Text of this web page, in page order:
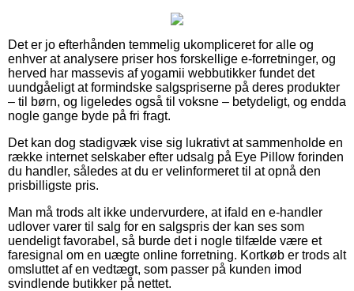
Det er jo efterhånden temmelig ukompliceret for alle og
enhver at analysere priser hos forskellige e-forretninger, og
herved har massevis af yogamii webbutikker fundet det
uundgåeligt at formindske salgspriserne på deres produkter
– til børn, og ligeledes også til voksne – betydeligt, og endda
nogle gange byde på fri fragt.
Det kan dog stadigvæk vise sig lukrativt at sammenholde en
række internet selskaber efter udsalg på Eye Pillow forinden
du handler, således at du er velinformeret til at opnå den
prisbilligste pris.
Man må trods alt ikke undervurdere, at ifald en e-handler
udlover varer til salg for en salgspris der kan ses som
uendeligt favorabel, så burde det i nogle tilfælde være et
faresignal om en uægte online forretning. Kortkøb er trods alt
omsluttet af en vedtægt, som passer på kunden imod
svindlende butikker på nettet.